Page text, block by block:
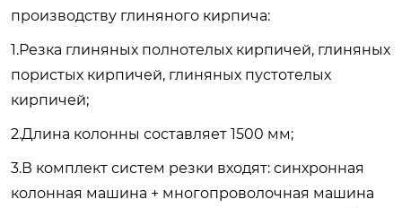
производству глиняного кирпича:
1.Резка глиняных полнотелых кирпичей, глиняных
пористых кирпичей, глиняных пустотелых
кирпичей;
2.Длина колонны составляет 1500 мм;
3.В комплект систем резки входят: синхронная
колонная машина + многопроволочная машина